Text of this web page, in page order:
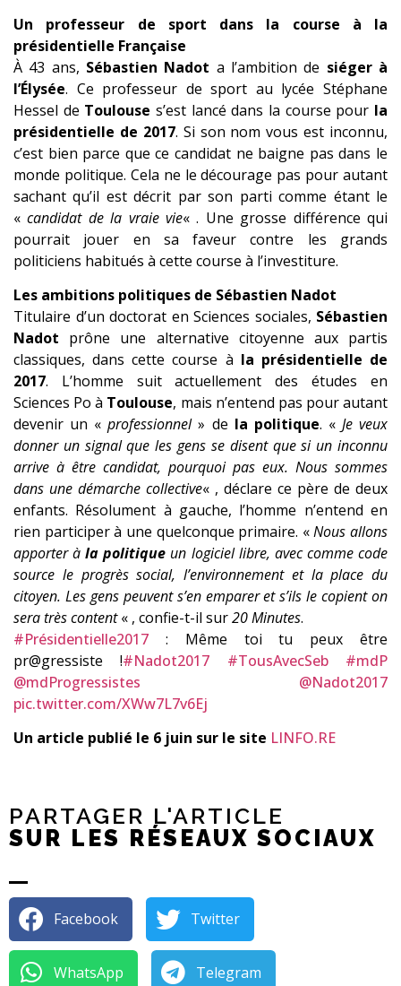
Un professeur de sport dans la course à la
présidentielle Française
À 43 ans, Sébastien Nadot a l’ambition de siéger à
l’Élysée. Ce professeur de sport au lycée Stéphane
Hessel de Toulouse s’est lancé dans la course pour la
présidentielle de 2017. Si son nom vous est inconnu,
c’est bien parce que ce candidat ne baigne pas dans le
monde politique. Cela ne le décourage pas pour autant
sachant qu’il est décrit par son parti comme étant le
«candidat de la vraie vie« . Une grosse différence qui
pourrait jouer en sa faveur contre les grands
politiciens habitués à cette course à l’investiture.
Les ambitions politiques de Sébastien Nadot
Titulaire d’un doctorat en Sciences sociales, Sébastien
Nadot prône une alternative citoyenne aux partis
classiques, dans cette course à la présidentielle de
2017. L’homme suit actuellement des études en
Sciences Po à Toulouse, mais n’entend pas pour autant
devenir un «professionnel» de la politique. « Je veux
donner un signal que les gens se disent que si un inconnu
arrive à être candidat, pourquoi pas eux. Nous sommes
dans une démarche collective« , déclare ce père de deux
enfants. Résolument à gauche, l’homme n’entend en
rien participer à une quelconque primaire. «Nous allons
apporter àla politique un logiciel libre, avec comme code
source le progrès social, l’environnement et la place du
citoyen. Les gens peuvent s’en emparer et s’ils le copient on
sera très content« , confie-t-il sur20 Minutes.
#Présidentielle2017 : Même toi tu peux être
pr@gressiste !#Nadot2017 #TousAvecSeb
#mdP
@mdProgressistes
@Nadot2017
pic.twitter.com/XWw7L7v6Ej
Un article publié le 6 juin sur le site LINFO.RE
PARTAGER L'ARTICLE
SUR LES RÉSEAUX SOCIAUX
Facebook Twitter
WhatsApp Telegram